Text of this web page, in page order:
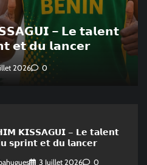
– 𝗟𝗲 𝘁𝗮𝗹𝗲𝗻𝘁
𝗲𝘁 𝗱𝘂 𝗹𝗮𝗻𝗰𝗲𝗿
2026 0
𝗞𝗜𝗦𝗦𝗔𝗚𝗨𝗜 – 𝗟𝗲 𝘁𝗮𝗹𝗲𝗻𝘁
𝘀𝗽𝗿𝗶𝗻𝘁 𝗲𝘁 𝗱𝘂 𝗹𝗮𝗻𝗰𝗲𝗿
3 Juillet 2026 0